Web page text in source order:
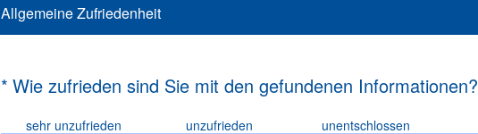
Allgemeine Zufriedenheit
* Wie zufrieden sind Sie mit den gefundenen Informationen?
(Erforderlich.)
sehr unzufrieden unzufrieden unentschlossen